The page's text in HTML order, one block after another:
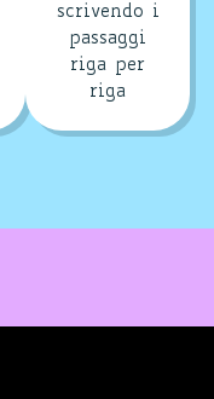
scrivendo i
passaggi
riga per
riga